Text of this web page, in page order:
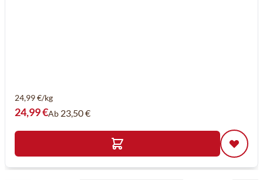
24,99 €/kg
24,99 €Ab 23,50 €